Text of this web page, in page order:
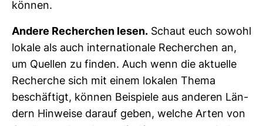
können.
Andere Recher­chen lesen. Schaut euch sowohl
lokale als auch inter­na­tio­nale Recher­chen an,
um Quellen zu finden. Auch wenn die aktu­elle
Recherche sich mit einem lokalen Thema
beschäf­tigt, können Bei­spiele aus anderen Län­
dern Hin­weise darauf geben, welche Arten von